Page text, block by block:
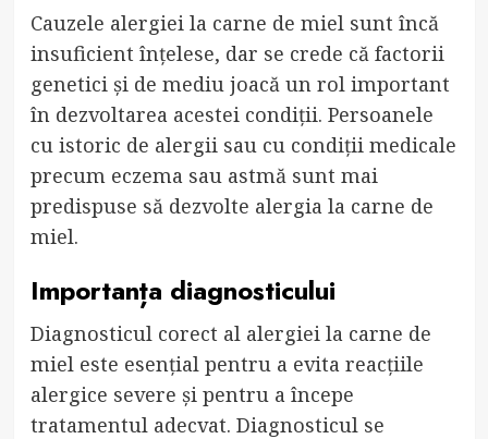
Cauzele alergiei la carne de miel sunt încă
insuficient înțelese, dar se crede că factorii
genetici și de mediu joacă un rol important
în dezvoltarea acestei condiții. Persoanele
cu istoric de alergii sau cu condiții medicale
precum eczema sau astmă sunt mai
predispuse să dezvolte alergia la carne de
miel.
Importanța diagnosticului
Diagnosticul corect al alergiei la carne de
miel este esențial pentru a evita reacțiile
alergice severe și pentru a începe
tratamentul adecvat. Diagnosticul se